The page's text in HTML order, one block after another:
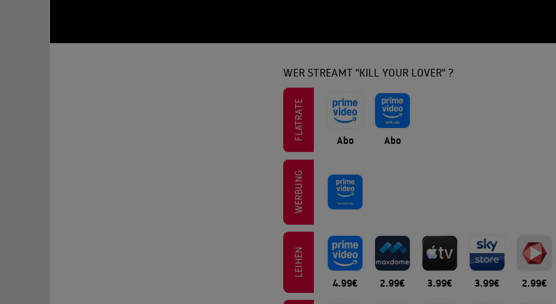
WER STREAMT "KILL YOUR LOVER" ?
FLATRATE Abo Abo
WERBUNG
LEIHEN
4.99€ 2.99€ 3.99€ 3.99€ 2.99€